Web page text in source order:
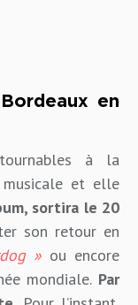
en
à la
et elle
sortira le 20
son retour en
» ou encore
mondiale. Par